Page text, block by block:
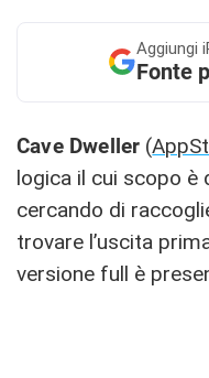
Aggiungi
Fonte
Cave Dweller (
logica il cui scopo è
cercando di
trovare l’uscita
versione full è